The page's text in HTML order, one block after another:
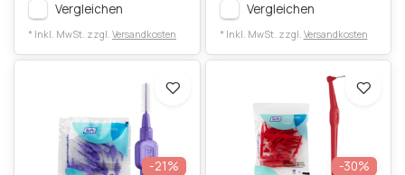
Vergleichen
* Inkl. MwSt. zzgl. Versandkosten
Vergleichen
* Inkl. MwSt. zzgl. Versandkosten
-21% -30%